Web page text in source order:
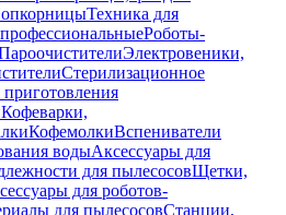
Техника для
Роботы-
Электровеники,
Стерилизационное
Кофеварки,
КофемолкиВспениватели
водыАксессуары для
для пылесосовЩетки,
для роботов-
для пылесосовСтанции,